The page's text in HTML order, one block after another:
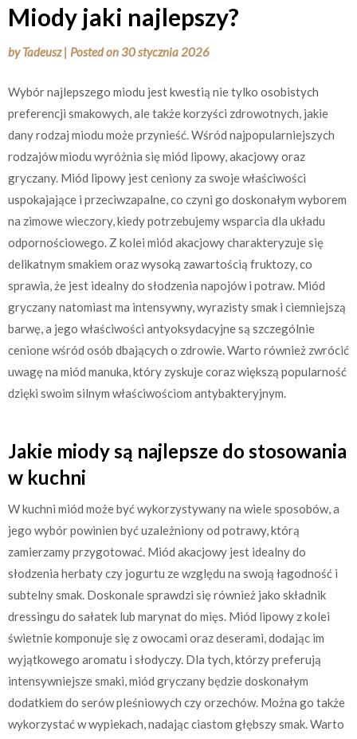
Miody jaki najlepszy?
byTadeusz | Posted on30 stycznia 2026
Wybór najlepszego miodu jest kwestią nie tylko osobistych
preferencji smakowych, ale także korzyści zdrowotnych, jakie
dany rodzaj miodu może przynieść. Wśród najpopularniejszych
rodzajów miodu wyróżnia się miód lipowy, akacjowy oraz
gryczany. Miód lipowy jest ceniony za swoje właściwości
uspokajające i przeciwzapalne, co czyni go doskonałym wyborem
na zimowe wieczory, kiedy potrzebujemy wsparcia dla układu
odpornościowego. Z kolei miód akacjowy charakteryzuje się
delikatnym smakiem oraz wysoką zawartością fruktozy, co
sprawia, że jest idealny do słodzenia napojów i potraw. Miód
gryczany natomiast ma intensywny, wyrazisty smak i ciemniejszą
barwę, a jego właściwości antyoksydacyjne są szczególnie
cenione wśród osób dbających o zdrowie. Warto również zwrócić
uwagę na miód manuka, który zyskuje coraz większą popularność
dzięki swoim silnym właściwościom antybakteryjnym.
Jakie miody są najlepsze do stosowania
w kuchni
W kuchni miód może być wykorzystywany na wiele sposobów, a
jego wybór powinien być uzależniony od potrawy, którą
zamierzamy przygotować. Miód akacjowy jest idealny do
słodzenia herbaty czy jogurtu ze względu na swoją łagodność i
subtelny smak. Doskonale sprawdzi się również jako składnik
dressingu do sałatek lub marynat do mięs. Miód lipowy z kolei
świetnie komponuje się z owocami oraz deserami, dodając im
wyjątkowego aromatu i słodyczy. Dla tych, którzy preferują
intensywniejsze smaki, miód gryczany będzie doskonałym
dodatkiem do serów pleśniowych czy orzechów. Można go także
wykorzystać w wypiekach, nadając ciastom głębszy smak. Warto